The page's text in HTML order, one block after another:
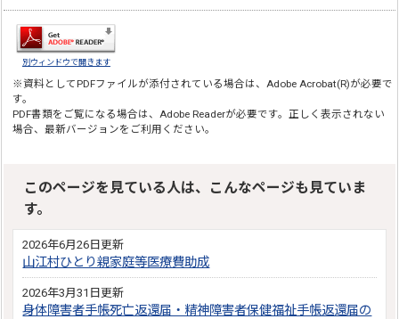
別ウィンドウで開きます
※資料としてPDFファイルが添付されている場合は、 Adobe Acrobat(R)が必要で
す。
PDF書類をご覧になる場合は、 Adobe Readerが必要です。正しく表示されない
場合、最新バージョンをご利用ください。
このページを見ている人は、こんなページも見ていま
す。
2026年6月26日更新
山江村ひとり親家庭等医療費助成
2026年3月31日更新
身体障害者手帳死亡返還届・精神障害者保健福祉手帳返還届の